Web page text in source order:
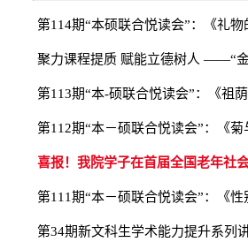
第114期“本硕联合悦读会”：《礼物
聚力课程提质 赋能立德树人 ——“金
第113期“本-硕联合悦读会”：《祖荫
第112期“本－硕联合悦读会”：《菊
喜报！我院学子在首届全国老年社
第111期“本－硕联合悦读会”：《性
第34期新文科生学术能力提升系列